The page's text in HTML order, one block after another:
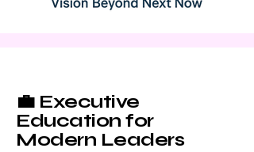
💼 Executive
Education for
Modern Leaders